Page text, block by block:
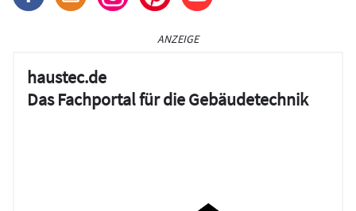
ANZEIGE
haustec.de
Das Fachportal für die Gebäudetechnik